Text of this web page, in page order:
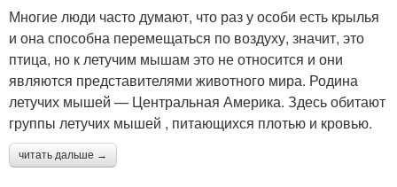
Многие люди часто думают, что раз у особи есть крылья
и она способна перемещаться по воздуху, значит, это
птица, но к летучим мышам это не относится и они
являются представителями животного мира. Родина
летучих мышей — Центральная Америка. Здесь обитают
группы летучих мышей , питающихся плотью и кровью.
читать дальше →